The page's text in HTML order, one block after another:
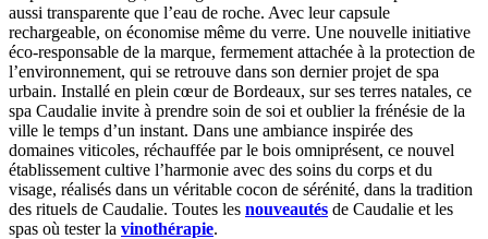
aussi transparente que l’eau de roche. Avec leur capsule
rechargeable, on économise même du verre. Une nouvelle initiative
éco-responsable de la marque, fermement attachée à la protection de
l’environnement, qui se retrouve dans son dernier projet de spa
urbain. Installé en plein cœur de Bordeaux, sur ses terres natales, ce
spa Caudalie invite à prendre soin de soi et oublier la frénésie de la
ville le temps d’un instant. Dans une ambiance inspirée des
domaines viticoles, réchauffée par le bois omniprésent, ce nouvel
établissement cultive l’harmonie avec des soins du corps et du
visage, réalisés dans un véritable cocon de sérénité, dans la tradition
des rituels de Caudalie. Toutes les nouveautés de Caudalie et les
spas où tester la vinothérapie.